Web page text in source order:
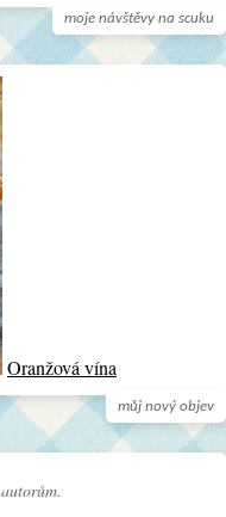
moje návštěvy na scuku
můj nový objev
Oranžová vína